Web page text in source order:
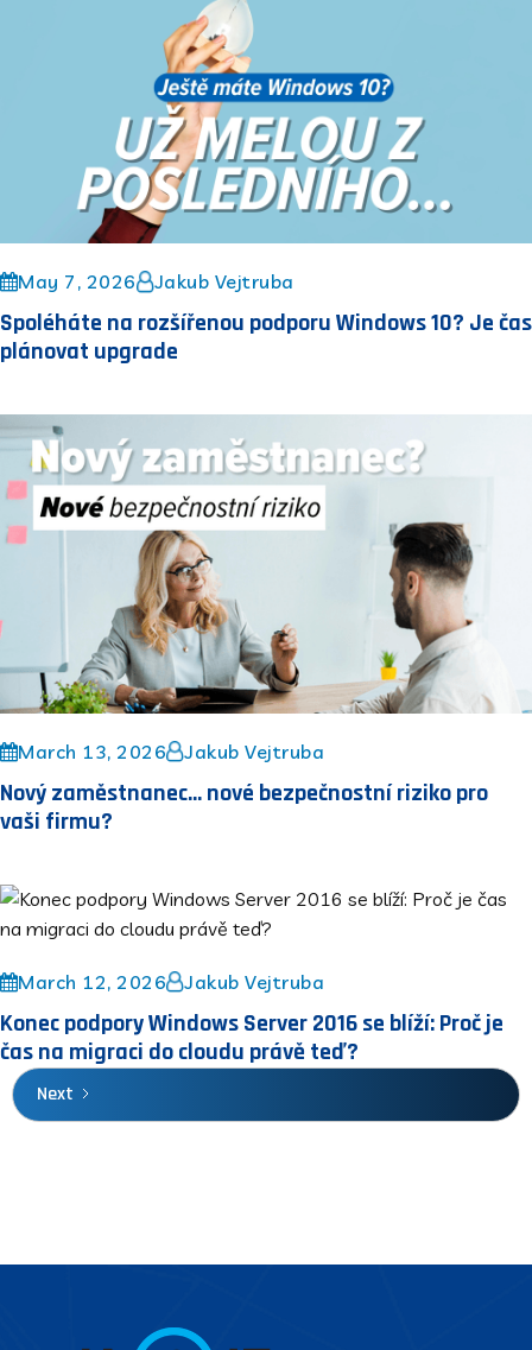
May 7, 2026 Jakub Vejtruba
Spoléháte na rozšířenou podporu Windows 10? Je čas
plánovat upgrade
March 13, 2026 Jakub Vejtruba
Nový zaměstnanec... nové bezpečnostní riziko pro
vaši firmu?
March 12, 2026 Jakub Vejtruba
Konec podpory Windows Server 2016 se blíží: Proč je
čas na migraci do cloudu právě teď?
Next